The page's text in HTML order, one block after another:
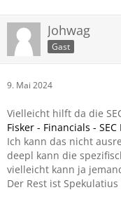
Johwag
Gast
9. Mai 2024
Vielleicht hilft da die
Fisker - Financials - SEC
Ich kann das nicht
deepl kann die
vielleicht kann ja
Der Rest ist